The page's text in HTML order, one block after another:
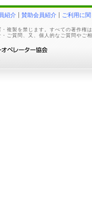
紹介 賛助会員紹介 ご利用に
複製を禁じます。すべての著作権
ご質問、又、個人的なご質問やご